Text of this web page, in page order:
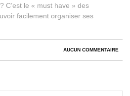
C’est le « must have » des
facilement organiser ses
AUCUN COMMENTAIRE